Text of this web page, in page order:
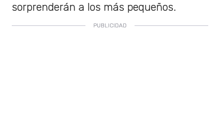
sorprenderán a los más pequeños.